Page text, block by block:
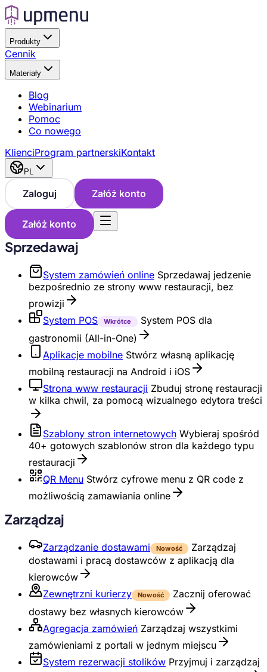
Produkty
Cennik
Materiały
Blog
Webinarium
Pomoc
Co nowego
KlienciProgram partnerskiKontakt
PL
Zaloguj Załóż konto
Załóż konto
Sprzedawaj
System zamówień online Sprzedawaj jedzenie
bezpośrednio ze strony www restauracji, bez
prowizji
System POS
Wkrótce
System POS dla
gastronomii (All-in-One)
Aplikacje mobilne Stwórz własną aplikację
mobilną restauracji na Android i iOS
Strona www restauracji Zbuduj stronę restauracji
w kilka chwil, za pomocą wizualnego edytora treści
Szablony stron internetowych Wybieraj spośród
40+ gotowych szablonów stron dla każdego typu
restauracji
QR Menu Stwórz cyfrowe menu z QR code z
możliwością zamawiania online
Zarządzaj
Zarządzanie dostawami Nowość
Zarządzaj
dostawami i pracą dostawców z aplikacją dla
kierowców
Zewnętrzni kurierzy
Nowość
Zacznij oferować
dostawy bez własnych kierowców
Agregacja zamówień Zarządzaj wszystkimi
zamówieniami z portali w jednym miejscu
System rezerwacji stolików Przyjmuj i zarządzaj